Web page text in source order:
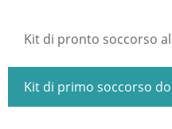
Kit di pronto soccorso
Kit di primo soccorso